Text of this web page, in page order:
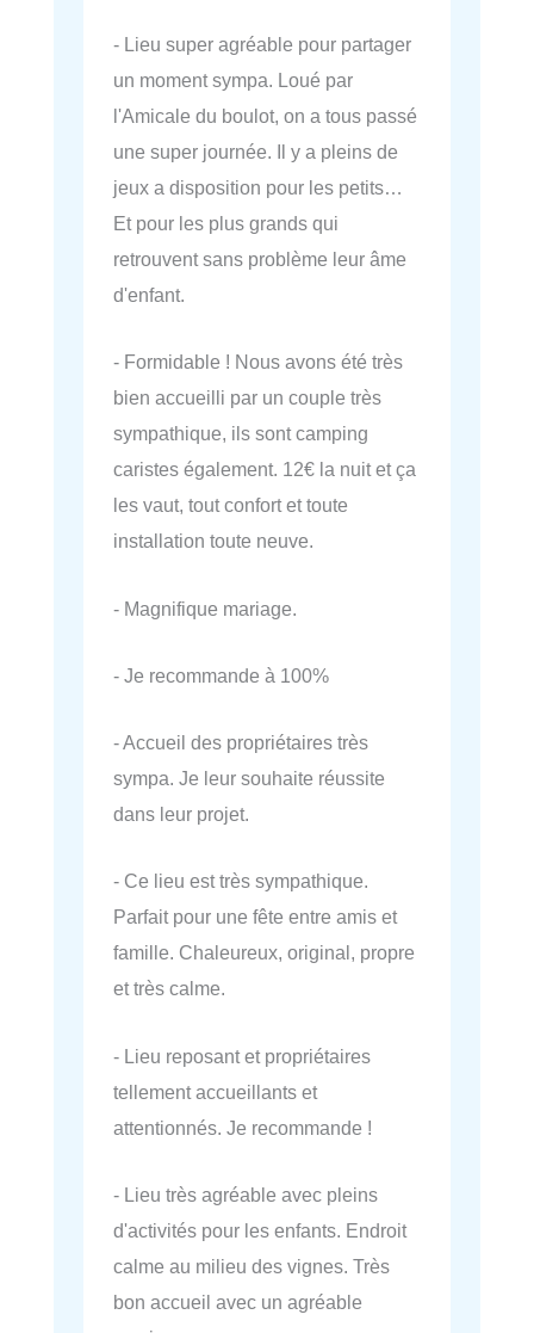
- Lieu super agréable pour partager
un moment sympa. Loué par
l'Amicale du boulot, on a tous passé
une super journée. Il y a pleins de
jeux a disposition pour les petits…
Et pour les plus grands qui
retrouvent sans problème leur âme
d'enfant.
- Formidable ! Nous avons été très
bien accueilli par un couple très
sympathique, ils sont camping
caristes également. 12€ la nuit et ça
les vaut, tout confort et toute
installation toute neuve.
- Magnifique mariage.
- Je recommande à 100%
- Accueil des propriétaires très
sympa. Je leur souhaite réussite
dans leur projet.
- Ce lieu est très sympathique.
Parfait pour une fête entre amis et
famille. Chaleureux, original, propre
et très calme.
- Lieu reposant et propriétaires
tellement accueillants et
attentionnés. Je recommande !
- Lieu très agréable avec pleins
d'activités pour les enfants. Endroit
calme au milieu des vignes. Très
bon accueil avec un agréable